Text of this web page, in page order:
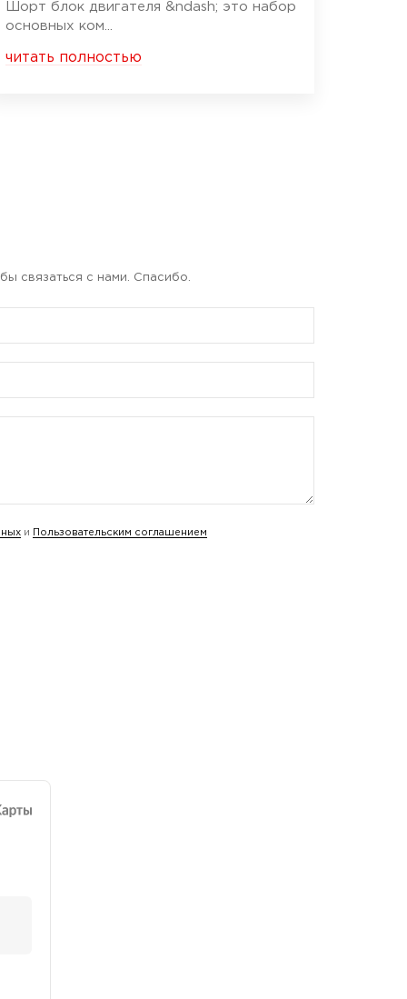
Шорт блок двигателя &ndash; это набор
основных ком...
читать полностью
связаться с нами. Спасибо.
и Пользовательским соглашением